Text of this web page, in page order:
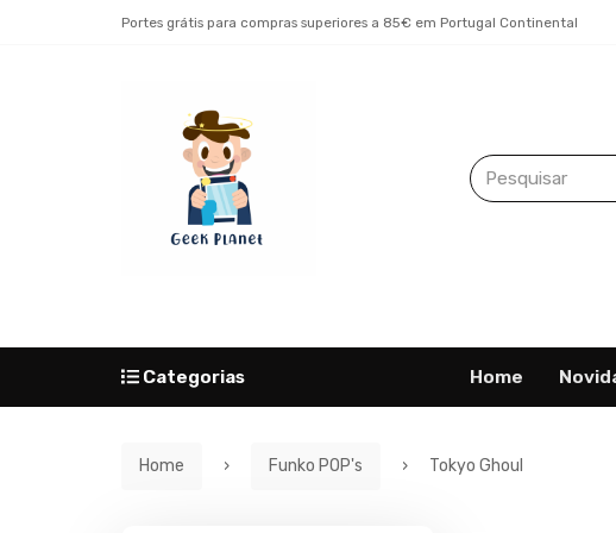
Portes grátis para compras superiores a 85€ em Portugal Continental
Home
Categorias
Home Funko POP's Tokyo Ghoul